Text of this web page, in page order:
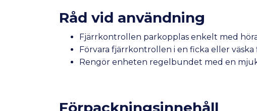
Råd vid användning
Fjärrkontrollen parkopplas enkelt med
Förvara fjärrkontrollen i en ficka eller väska
Rengör enheten regelbundet med en